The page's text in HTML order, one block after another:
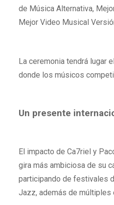
de Música Alternativa,
Mejor Video Musical
La ceremonia tendrá lugar
donde los músicos
Un presente
El impacto de Ca7riel y
gira más ambiciosa de su
participando de festivales
Jazz, además de múltiples